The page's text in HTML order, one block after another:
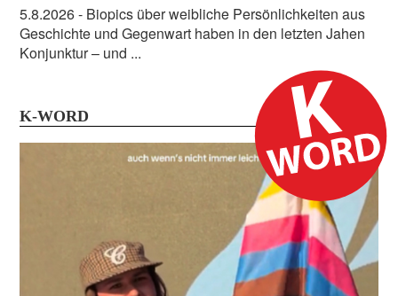
5.8.2026- Biopics über weibliche Persönlichkeiten aus
Geschichte und Gegenwart haben in den letzten Jahen
Konjunktur – und ...
K-WORD